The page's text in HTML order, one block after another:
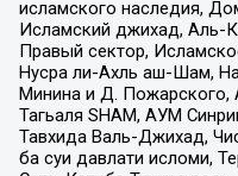
исламского наследия,
Исламский джихад, Аль-
Правый сектор,
Нусра ли-Ахль аш-Шам,
Минина и Д. Пожарского,
Тагьаля SHAM, АУМ
Тавхида Валь-Джихад,
ба суи давлати исломи,